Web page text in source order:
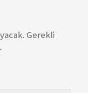
Gerekli